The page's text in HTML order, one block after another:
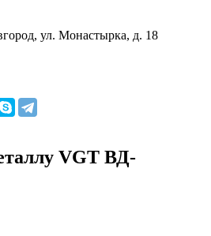
ул. Монастырка, д. 18
VGT ВД-